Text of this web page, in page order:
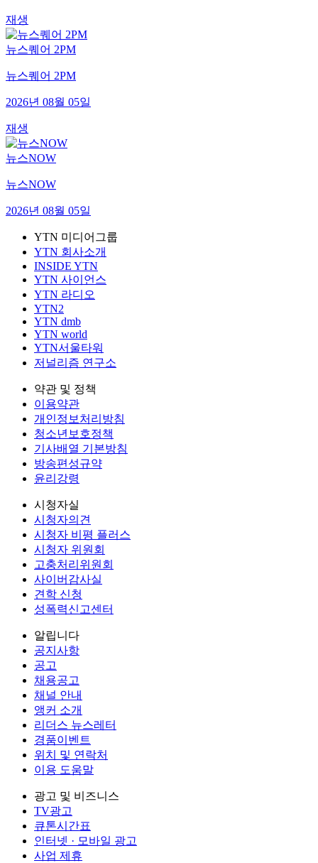
재생
뉴스퀘어 2PM
뉴스퀘어 2PM
2026년 08월 05일
재생
뉴스NOW
뉴스NOW
2026년 08월 05일
YTN 미디어그룹
YTN 회사소개
INSIDE YTN
YTN 사이언스
YTN 라디오
YTN2
YTN dmb
YTN world
YTN서울타워
저널리즘 연구소
약관 및 정책
이용약관
개인정보처리방침
청소년보호정책
기사배열 기본방침
방송편성규약
윤리강령
시청자실
시청자의견
시청자 비평 플러스
시청자 위원회
고충처리위원회
사이버감사실
견학 신청
성폭력신고센터
알립니다
공지사항
공고
채용공고
채널 안내
앵커 소개
리더스 뉴스레터
경품이벤트
위치 및 연락처
이용 도움말
광고 및 비즈니스
TV광고
큐톤시간표
인터넷 · 모바일 광고
사업 제휴